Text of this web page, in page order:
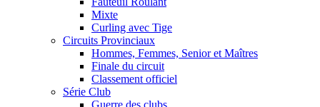
Mixte
Curling avec Tige
Circuits Provinciaux
Hommes, Femmes, Senior et Maîtres
Finale du circuit
Classement officiel
Série Club
Guerre des clubs